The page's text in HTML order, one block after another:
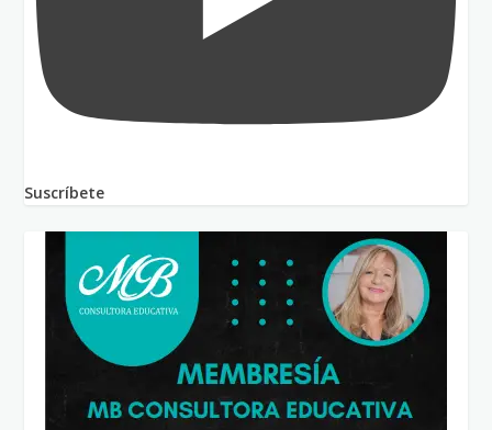
Suscríbete